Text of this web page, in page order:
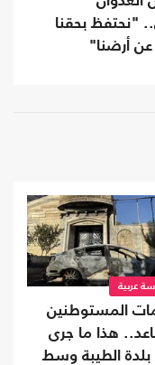
"نحتفظ بحقنا
أرضنا"
عربية
المستوطنين
هذا ما جرى
الطيبة وسط